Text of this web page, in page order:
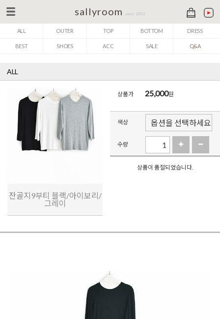
sallyroom since 2002
ALL OUTER TOP BOTTOM DRESS
BEST SHOES ACC SALE Q&A
ALL
잔골지9부티 블랙/아이보리/
그레이
상품가 25,000원
색상
수량
상품이 품절되었습니다.